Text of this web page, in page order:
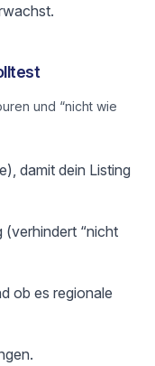
und “nicht wie
damit dein Listing
“nicht
ob es regionale